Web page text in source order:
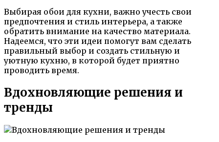
Выбирая обои для кухни, важно учесть свои
предпочтения и стиль интерьера, а также
обратить внимание на качество материала.
Надеемся, что эти идеи помогут вам сделать
правильный выбор и создать стильную и
уютную кухню, в которой будет приятно
проводить время.
Вдохновляющие решения и
тренды